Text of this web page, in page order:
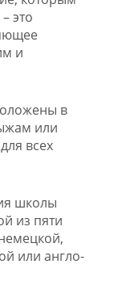
это
и
в
или
всех
школы
из пяти
или англо-